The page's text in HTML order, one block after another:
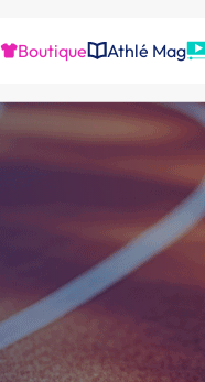
Boutique Athlé Mag